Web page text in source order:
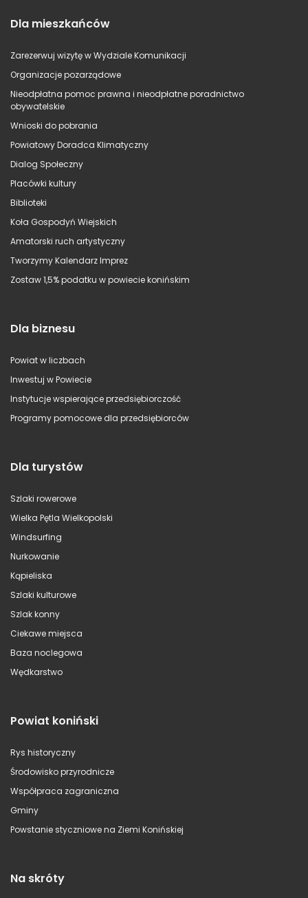
Dla mieszkańców
Zarezerwuj wizytę w Wydziale Komunikacji
Organizacje pozarządowe
Nieodpłatna pomoc prawna i nieodpłatne poradnictwo
obywatelskie
Wnioski do pobrania
Powiatowy Doradca Klimatyczny
Dialog Społeczny
Placówki kultury
Biblioteki
Koła Gospodyń Wiejskich
Amatorski ruch artystyczny
Tworzymy Kalendarz Imprez
Zostaw 1,5% podatku w powiecie konińskim
Dla biznesu
Powiat w liczbach
Inwestuj w Powiecie
Instytucje wspierające przedsiębiorczość
Programy pomocowe dla przedsiębiorców
Dla turystów
Szlaki rowerowe
Wielka Pętla Wielkopolski
Windsurfing
Nurkowanie
Kąpieliska
Szlaki kulturowe
Szlak konny
Ciekawe miejsca
Baza noclegowa
Wędkarstwo
Powiat koniński
Rys historyczny
Środowisko przyrodnicze
Współpraca zagraniczna
Gminy
Powstanie styczniowe na Ziemi Konińskiej
Na skróty